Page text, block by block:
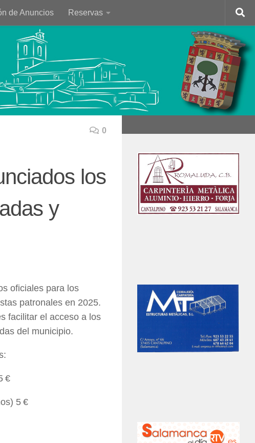
de Anuncios Reservas
0
los
y
oficiales para los
patronales en 2025.
facilitar el acceso a los
del municipio.
€
5 €